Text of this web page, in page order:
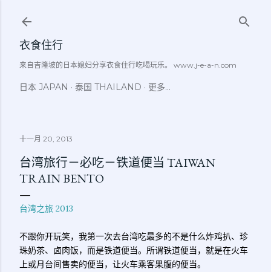
衣食住行
来自吉隆坡的日本媳妇分享衣食住行吃喝玩乐。 www.j-e-a-n.com
日本 JAPAN 泰国 THAILAND 更多…
十一月 20, 2013
台湾旅行－必吃－铁道便当 TAIWAN
TRAIN BENTO
台湾之旅 2013
不跟你开玩笑，我第一次去台湾吃最多的不是什么炸鸡扒、珍
珠奶茶、卤肉饭，而是铁道便当。所谓铁道便当，就是在火车
上或月台间售卖的便当，让火车乘客果腹的便当。